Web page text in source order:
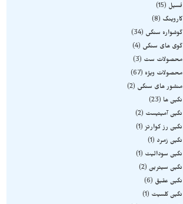
فسیل
15
کاروینگ
8
گوشواره سنگی
34
گوی های سنگی
4
محصولات ست
3
محصولات ویژه
67
منشور های سنگی
2
نگین ها
23
نگین آمیتیست
2
نگین رز کوارتز 1
نگین زمرد
1
نگین سودالیت
1
نگین سیترین 2
نگین عقیق
6
نگین کلسیت
1